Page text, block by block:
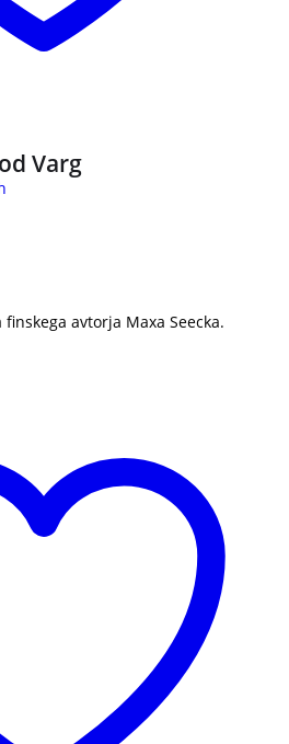
Varg
avtorja Maxa Seecka.